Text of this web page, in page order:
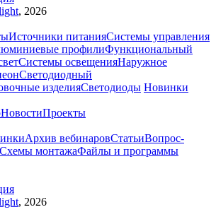
, 2026
Источники питанияСистемы управления
профилиФункциональный
Системы освещенияНаружное
Светодиодный
изделияСветодиоды Новинки
НовостиПроекты
Архив вебинаровСтатьиВопрос-
Схемы монтажаФайлы и программы
, 2026